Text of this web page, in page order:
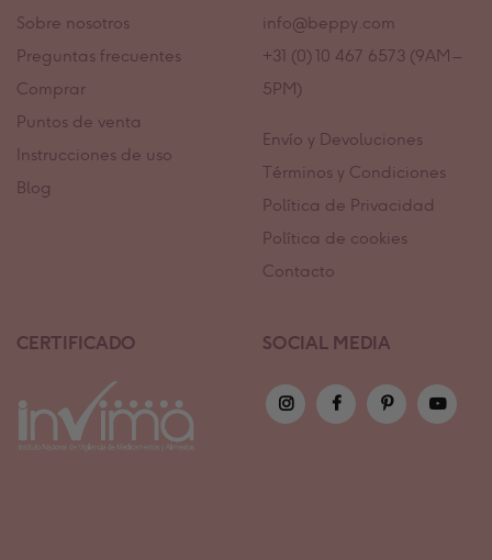
Sobre nosotros
Preguntas frecuentes
Comprar
Puntos de venta
Instrucciones de uso
Blog
info@beppy.com
+31 (0) 10 467 6573 (9AM –
5PM)
Envío y Devoluciones
Términos y Condiciones
Política de Privacidad
Política de cookies
Contacto
CERTIFICADO SOCIAL MEDIA